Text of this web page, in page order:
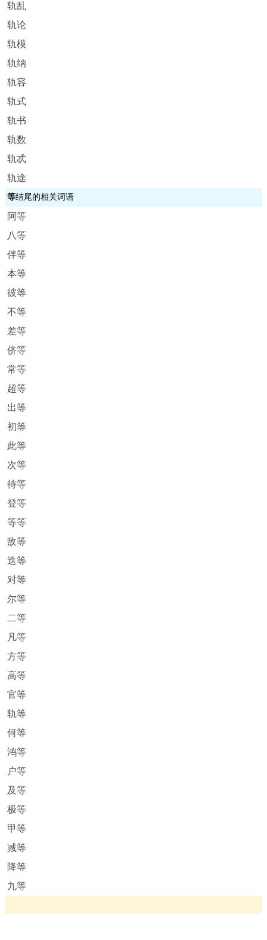
轨乱
轨论
轨模
轨纳
轨容
轨式
轨书
轨数
轨忒
轨途
等结尾的相关词语
阿等
八等
伴等
本等
彼等
不等
差等
侪等
常等
超等
出等
初等
此等
次等
待等
登等
等等
敌等
迭等
对等
尔等
二等
凡等
方等
高等
官等
轨等
何等
鸿等
户等
及等
极等
甲等
减等
降等
九等